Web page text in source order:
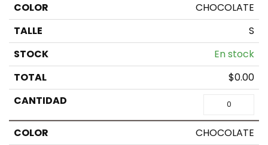
CHOCOLATE
S
En stock
$0.00
CHOCOLATE